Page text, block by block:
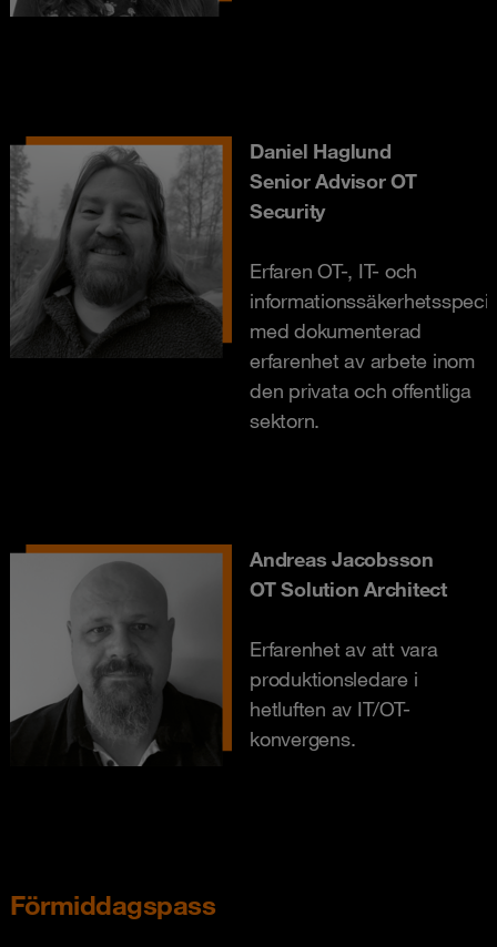
Daniel Haglund
Senior Advisor OT
Security
Erfaren OT-, IT- och
med dokumenterad
erfarenhet av arbete inom
den privata och offentliga
sektorn.
Andreas Jacobsson
OT Solution Architect
Erfarenhet av att vara
produktionsledare i
hetluften av IT/OT-
konvergens.
Förmiddagspass